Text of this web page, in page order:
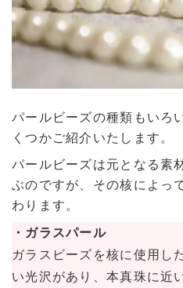
パールビーズの種類もいろ
くつかご紹介いたします。
パールビーズは元となる素
ぶのですが、その核によっ
わります。
・ガラスパール
ガラスビーズを核に使用し
い光沢があり、本真珠に近